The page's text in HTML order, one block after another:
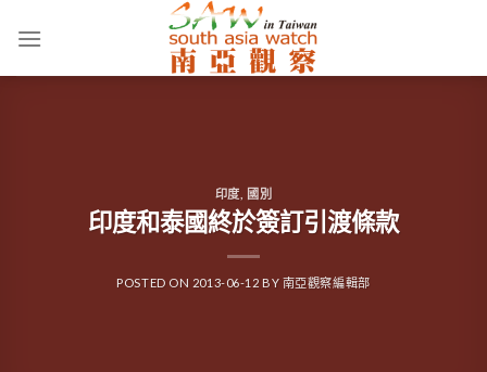
印度 國別
印度和泰國終於簽訂引渡條款
POSTED ON 2013-06-12 BY 南亞觀察編輯部